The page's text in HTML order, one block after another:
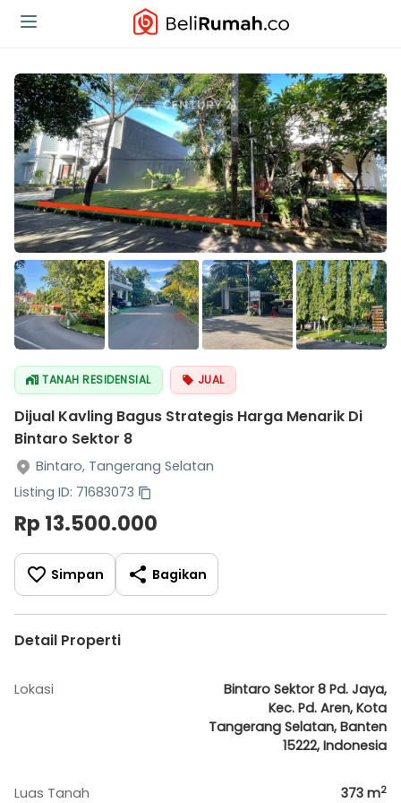
TANAH RESIDENSIAL JUAL
Dijual Kavling Bagus Strategis Harga Menarik Di
Bintaro Sektor 8
Bintaro, Tangerang Selatan
Listing ID: 71683073
Rp 13.500.000
Simpan Bagikan
Detail Properti
Lokasi
Bintaro Sektor 8 Pd. Jaya,
Kec. Pd. Aren, Kota
Tangerang Selatan, Banten
15222, Indonesia
Luas Tanah 373 m2